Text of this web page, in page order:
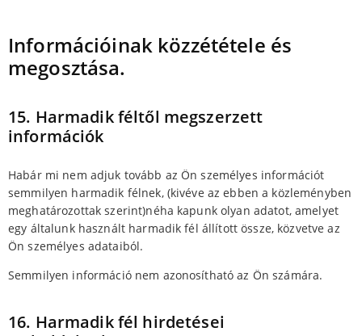
Információinak közzététele és
megosztása.
15. Harmadik féltől megszerzett
információk
Habár mi nem adjuk tovább az Ön személyes információt
semmilyen harmadik félnek, (kivéve az ebben a közleményben
meghatározottak szerint)néha kapunk olyan adatot, amelyet
egy általunk használt harmadik fél állított össze, közvetve az
Ön személyes adataiból.
Semmilyen információ nem azonosítható az Ön számára.
16. Harmadik fél hirdetései